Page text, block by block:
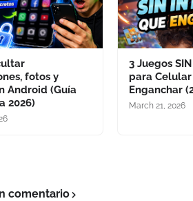
fotos y
Android (Guía
2026)
3 Juegos
para Celular
Enganchar
March 21, 2026
comentario